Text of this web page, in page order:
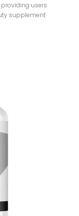
users
supplement